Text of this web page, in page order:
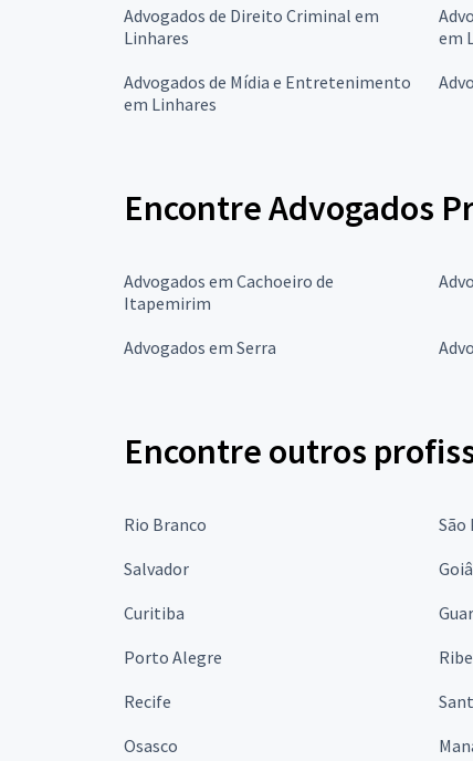
Advogados de Direito Criminal em
Linhares
em
Advogados de Mídia e Entretenimento
em Linhares
Encontre Advogados
Advogados em Cachoeiro de
Itapemirim
Advogados em Serra
Encontre outros
Rio Branco São
Salvador
Curitiba
Porto Alegre
Recife
Osasco